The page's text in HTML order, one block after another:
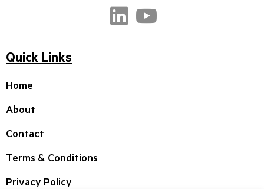
Quick Links
Home
About
Contact
Terms & Conditions
Privacy Policy